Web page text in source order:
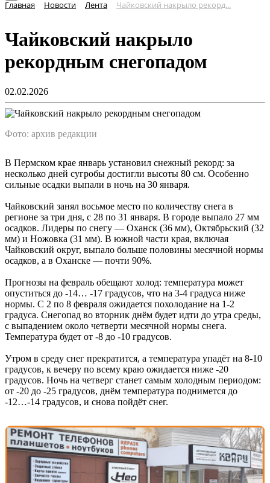
Главная Новости Лента Чайковский накрыло рекорд...
Чайковский накрыло
рекордным снегопадом
02.02.2026
Фото: архив редакции
В Пермском крае январь установил снежный рекорд: за
несколько дней сугробы достигли высоты 80 см. Особенно
сильные осадки выпали в ночь на 30 января.
Чайковский занял восьмое место по количеству снега в
регионе за три дня, с 28 по 31 января. В городе выпало 27 мм
осадков. Лидеры по снегу — Оханск (36 мм), Октябрьский (32
мм) и Ножовка (31 мм). В южной части края, включая
Чайковский округ, выпало больше половины месячной нормы
осадков, а в Оханске — почти 90%.
Прогнозы на февраль обещают холод: температура может
опуститься до -14… -17 градусов, что на 3-4 градуса ниже
нормы. С 2 по 8 февраля ожидается похолодание на 1-2
градуса. Снегопад во вторник днём будет идти до утра среды,
с выпадением около четверти месячной нормы снега.
Температура будет от -8 до -10 градусов.
Утром в среду снег прекратится, а температура упадёт на 8-10
градусов, к вечеру по всему краю ожидается ниже -20
градусов. Ночь на четверг станет самым холодным периодом:
от -20 до -25 градусов, днём температура поднимется до
-12…-14 градусов, и снова пойдёт снег.